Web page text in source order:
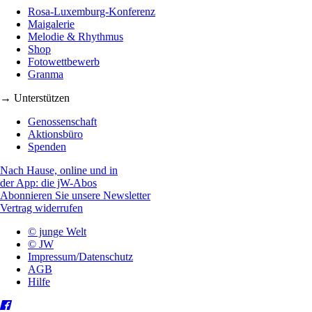
Rosa-Luxemburg-Konferenz
Maigalerie
Melodie & Rhythmus
Shop
Fotowettbewerb
Granma
→ Unterstützen
Genossenschaft
Aktionsbüro
Spenden
Nach Hause, online und in
der App: die jW-Abos
Abonnieren Sie unsere Newsletter
Vertrag widerrufen
© junge Welt
© JW
Impressum/Datenschutz
AGB
Hilfe